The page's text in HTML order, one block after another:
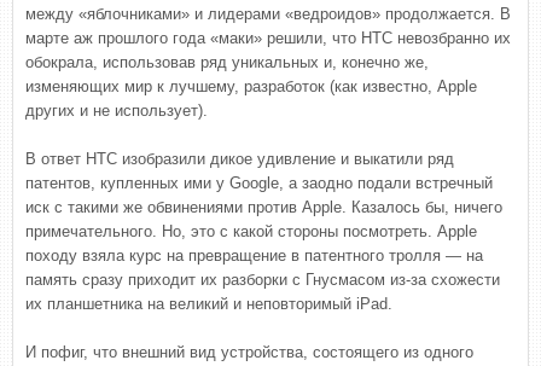
между «яблочниками» и лидерами «ведроидов» продолжается. В
марте аж прошлого года «маки» решили, что HTC невозбранно их
обокрала, использовав ряд уникальных и, конечно же,
изменяющих мир к лучшему, разработок (как известно, Apple
других и не использует).
В ответ HTC изобразили дикое удивление и выкатили ряд
патентов, купленных ими у Google, а заодно подали встречный
иск с такими же обвинениями против Apple. Казалось бы, ничего
примечательного. Но, это с какой стороны посмотреть. Apple
походу взяла курс на превращение в патентного тролля — на
память сразу приходит их разборки с Гнусмасом из-за схожести
их планшетника на великий и неповторимый iPad.
И пофиг, что внешний вид устройства, состоящего из одного